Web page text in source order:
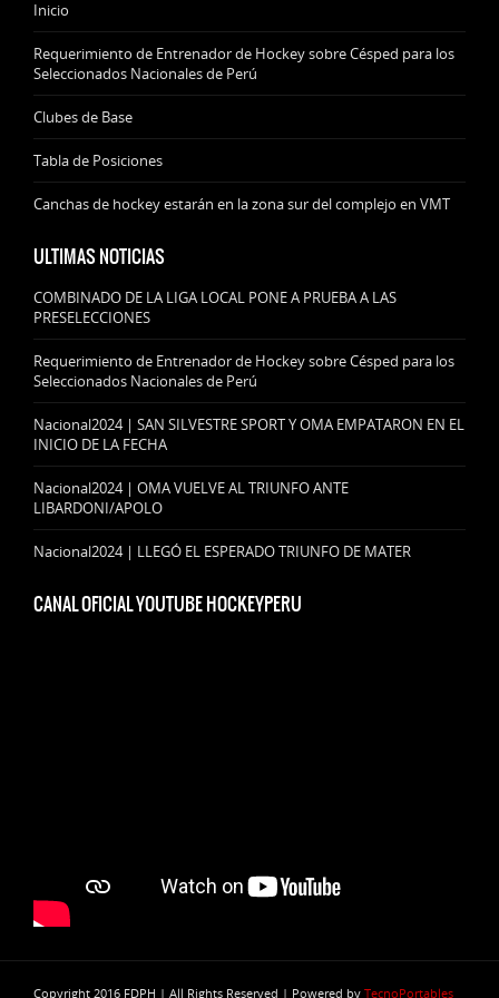
Inicio
Requerimiento de Entrenador de Hockey sobre Césped para los
Seleccionados Nacionales de Perú
Clubes de Base
Tabla de Posiciones
Canchas de hockey estarán en la zona sur del complejo en VMT
ULTIMAS NOTICIAS
COMBINADO DE LA LIGA LOCAL PONE A PRUEBA A LAS
PRESELECCIONES
Requerimiento de Entrenador de Hockey sobre Césped para los
Seleccionados Nacionales de Perú
Nacional2024 | SAN SILVESTRE SPORT Y OMA EMPATARON EN EL
INICIO DE LA FECHA
Nacional2024 | OMA VUELVE AL TRIUNFO ANTE
LIBARDONI/APOLO
Nacional2024 | LLEGÓ EL ESPERADO TRIUNFO DE MATER
CANAL OFICIAL YOUTUBE HOCKEYPERU
Copyright 2016 FDPH | All Rights Reserved | Powered by TecnoPortables